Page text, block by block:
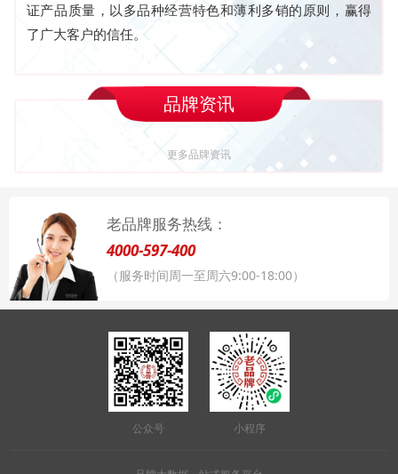
证产品质量，以多品种经营特色和薄利多销的原则，赢得
了广大客户的信任。
品牌资讯
更多品牌资讯
老品牌服务热线：
4000-597-400
（服务时间周一至周六9:00-18:00）
公众号 小程序